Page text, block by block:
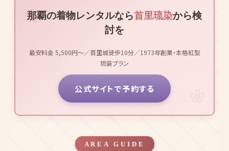
那覇の着物レンタルなら首里琉染から検
討を
最安料金 5,500円〜／首里城徒歩10分／1973年創業・本格紅型
琉装プラン
公式サイトで予約する
AREA GUIDE